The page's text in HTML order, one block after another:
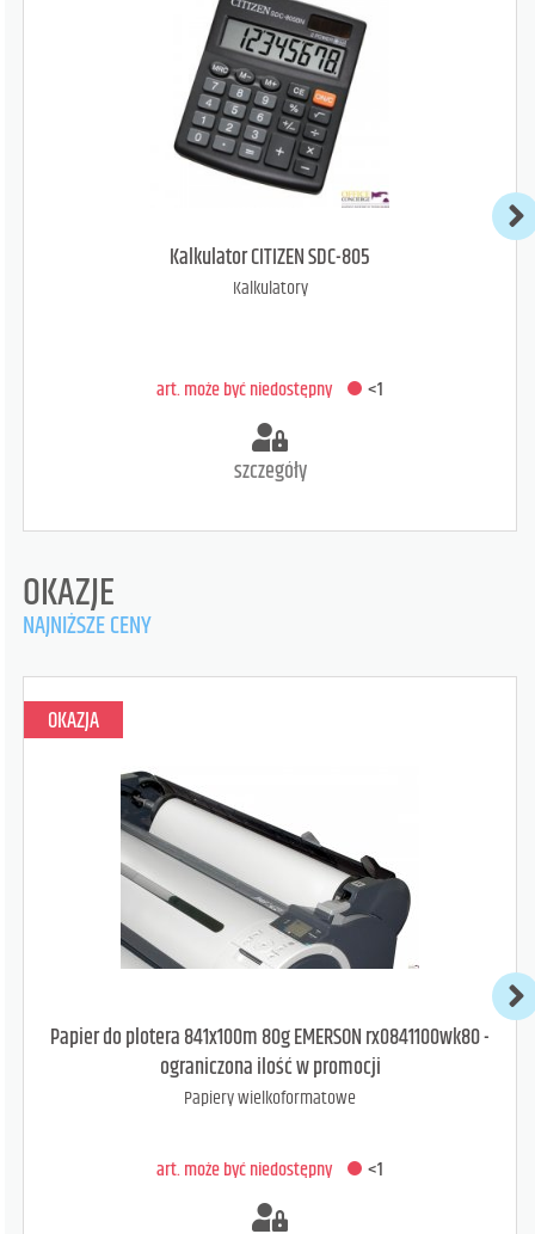
art. dostępny 30
DODAJ DO KOSZYKA
Kalkulator CITIZEN SDC-805
Kalkulatory
art. może być niedostępny <1
szczegóły
art. może być niedostępny <1
DODAJ DO KOSZYKA
OKAZJE
NAJNIŻSZE CENY
OKAZJA
Papier do plotera 841x100m 80g EMERSON rx0841100wk80 -
ograniczona ilość w promocji
Papiery wielkoformatowe
art. może być niedostępny <1